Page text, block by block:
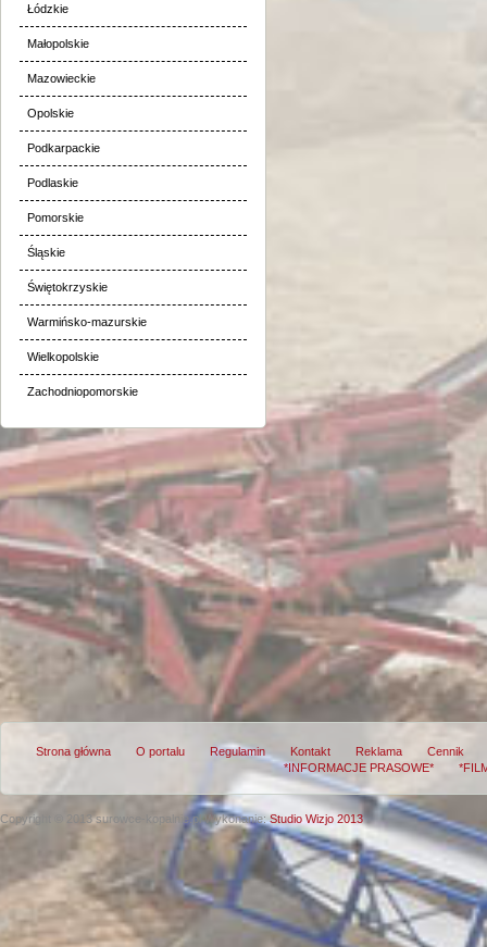
Łódzkie
Małopolskie
Mazowieckie
Opolskie
Podkarpackie
Podlaskie
Pomorskie
Śląskie
Świętokrzyskie
Warmińsko-mazurskie
Wielkopolskie
Zachodniopomorskie
Strona główna O portalu Regulamin Kontakt Reklama
Cennik
*INFORMACJE PRASOWE*
Copyright © 2013 surowce-kopalnie.plWykonanie:Studio Wizjo 2013